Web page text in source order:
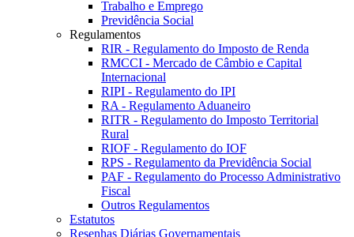
Trabalho e Emprego
Previdência Social
Regulamentos
RIR - Regulamento do Imposto de Renda
RMCCI - Mercado de Câmbio e Capital
Internacional
RIPI - Regulamento do IPI
RA - Regulamento Aduaneiro
RITR - Regulamento do Imposto Territorial
Rural
RIOF - Regulamento do IOF
RPS - Regulamento da Previdência Social
PAF - Regulamento do Processo Administrativo
Fiscal
Outros Regulamentos
Estatutos
Resenhas Diárias Governamentais